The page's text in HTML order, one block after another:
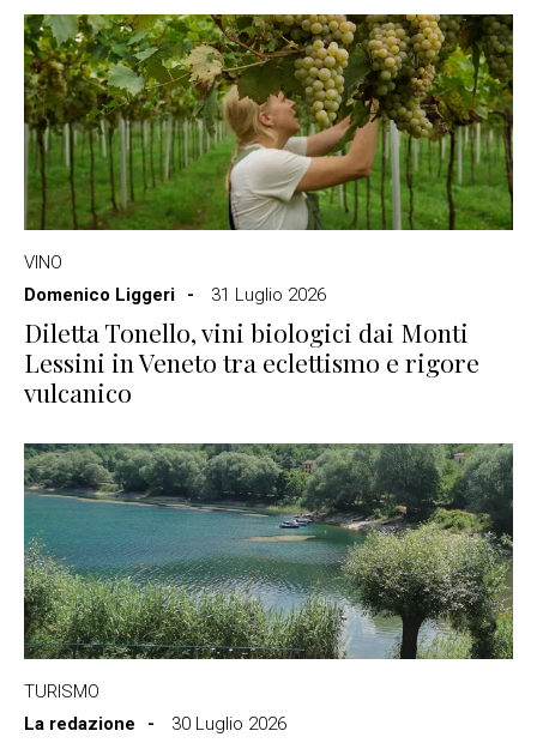
VINO
Domenico Liggeri
31 Luglio 2026
Diletta Tonello, vini biologici dai Monti
Lessini in Veneto tra eclettismo e rigore
vulcanico
TURISMO
La redazione
30 Luglio 2026